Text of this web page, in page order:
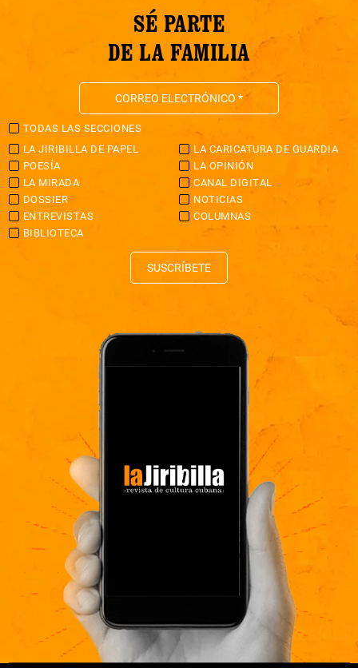
SÉ PARTE
DE LA FAMILIA
TODAS LAS SECCIONES
LA JIRIBILLA DE PAPEL
LA CARICATURA DE GUARDIA
POESÍA
LA OPINIÓN
LA MIRADA
CANAL DIGITAL
DOSSIER
NOTICIAS
ENTREVISTAS
COLUMNAS
BIBLIOTECA
SUSCRÍBETE